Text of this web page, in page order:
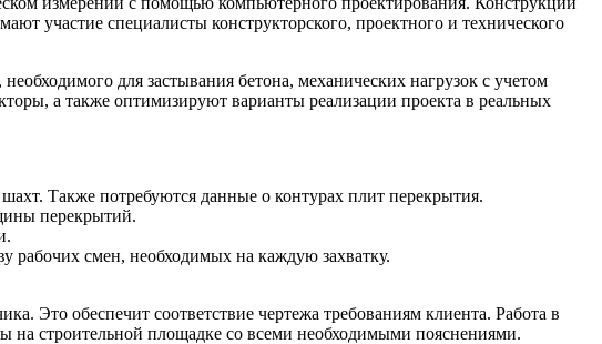
участие специалисты конструкторского, проектного и технического
для застывания бетона, механических нагрузок с учетом
а также оптимизируют варианты реализации проекта в реальных
Также потребуются данные о контурах плит перекрытия.
перекрытий.
рабочих смен, необходимых на каждую захватку.
Это обеспечит соответствие чертежа требованиям клиента. Работа в
на строительной площадке со всеми необходимыми пояснениями.